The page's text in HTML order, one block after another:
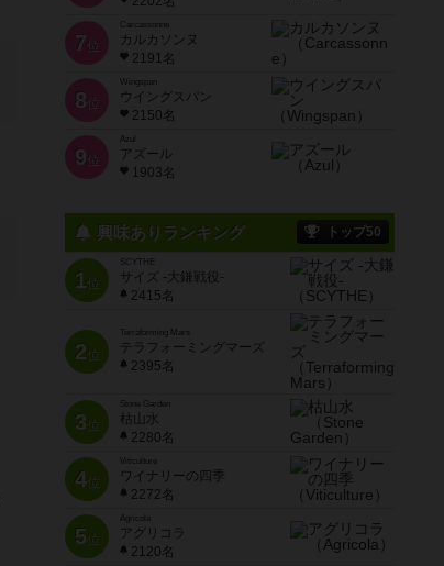
7 位
Carcassonne
カルカソンヌ
2191名
8 位
Wingspan
ウイングスパン
2150名
9 位
Azul
アズール
1903名
興味ありランキング トップ50
1位
SCYTHE
サイズ -大鎌戦役-
2415名
2位
Terraforming Mars
テラフォーミングマーズ
2395名
3位
Stone Garden
枯山水
2280名
4位
Viticulture
ワイナリーの四季
2272名
5位
Agricola
アグリコラ
2120名